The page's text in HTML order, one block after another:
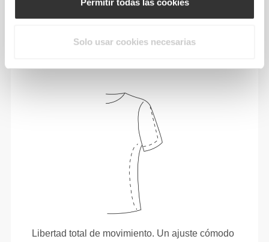
Permitir todas las cookies
Solo usar cookies necesarias
Libertad total de movimiento. Un ajuste cómodo